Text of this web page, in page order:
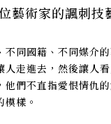
藝術家的諷刺技
不同國籍、不同媒介
人走進去，然後讓人
他們不直指愛恨情仇
樣。